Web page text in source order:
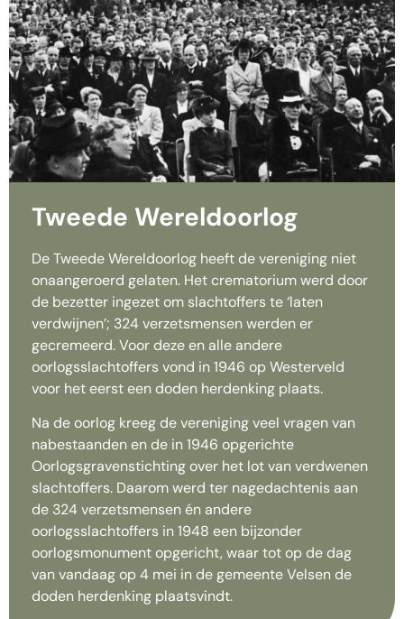
Tweede Wereldoorlog
De Tweede Wereldoorlog heeft de vereniging niet
onaangeroerd gelaten. Het crematorium werd door
de bezetter ingezet om slachtoffers te ‘laten
verdwijnen’; 324 verzetsmensen werden er
gecremeerd. Voor deze en alle andere
oorlogsslachtoffers vond in 1946 op Westerveld
voor het eerst een doden herdenking plaats.
Na de oorlog kreeg de vereniging veel vragen van
nabestaanden en de in 1946 opgerichte
Oorlogsgravenstichting over het lot van verdwenen
slachtoffers. Daarom werd ter nagedachtenis aan
de 324 verzetsmensen én andere
oorlogsslachtoffers in 1948 een bijzonder
oorlogsmonument opgericht, waar tot op de dag
van vandaag op 4 mei in de gemeente Velsen de
doden herdenking plaatsvindt.